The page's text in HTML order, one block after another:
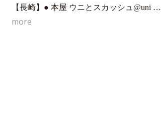
【長崎】● 本屋 ウニとスカッシュ@uni …
more